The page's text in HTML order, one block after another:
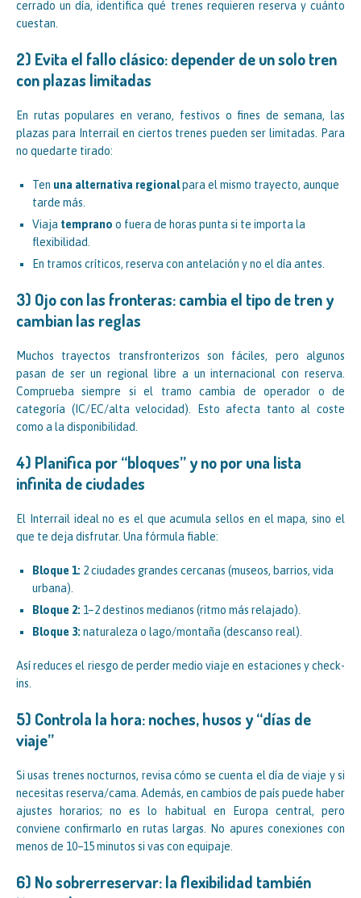
cerrado un día, identifica qué trenes requieren reserva y cuánto
cuestan.
2) Evita el fallo clásico: depender de un solo tren
con plazas limitadas
En rutas populares en verano, festivos o fines de semana, las
plazas para Interrail en ciertos trenes pueden ser limitadas. Para
no quedarte tirado:
Ten una alternativa regionalpara el mismo trayecto, aunque
tarde más.
Viaja temprano o fuera de horas punta si te importa la
flexibilidad.
En tramos críticos, reserva con antelación y no el día antes.
3) Ojo con las fronteras: cambia el tipo de tren y
cambian las reglas
Muchos trayectos transfronterizos son fáciles, pero algunos
pasan de ser un regional libre a un internacional con reserva.
Comprueba siempre si el tramo cambia de operador o de
categoría (IC/EC/alta velocidad). Esto afecta tanto al coste
como a la disponibilidad.
4) Planifica por “bloques” y no por una lista
infinita de ciudades
El Interrail ideal no es el que acumula sellos en el mapa, sino el
que te deja disfrutar. Una fórmula fiable:
Bloque 1: 2 ciudades grandes cercanas (museos, barrios, vida
urbana).
Bloque 2: 1–2 destinos medianos (ritmo más relajado).
Bloque 3: naturaleza o lago/montaña (descanso real).
Así reduces el riesgo de perder medio viaje en estaciones y check-
ins.
5) Controla la hora: noches, husos y “días de
viaje”
Si usas trenes nocturnos, revisa cómo se cuenta el día de viaje y si
necesitas reserva/cama. Además, en cambios de país puede haber
ajustes horarios; no es lo habitual en Europa central, pero
conviene confirmarlo en rutas largas. No apures conexiones con
menos de 10–15 minutos si vas con equipaje.
6) No sobrerreservar: la flexibilidad también